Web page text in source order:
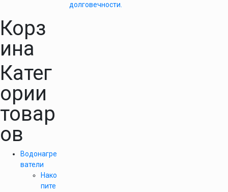
долговечности.
Корз
ина
Катег
ории
товар
ов
Водонагре
ватели
Нако
пите